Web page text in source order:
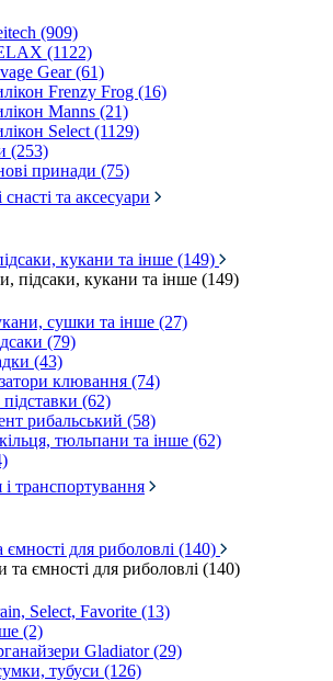
(909)
(1122)
Gear (61)
Frenzy Frog (16)
Manns (21)
Select (1129)
(253)
принади (75)
та аксесуари
кукани та інше (149)
підсаки, кукани та інше (149)
сушки та інше (27)
(79)
(43)
клювання (74)
(62)
рибальський (58)
тюльпани та інше (62)
і транспортування
ємності для риболовлі (140)
та ємності для риболовлі (140)
Select, Favorite (13)
(2)
Gladiator (29)
тубуси (126)